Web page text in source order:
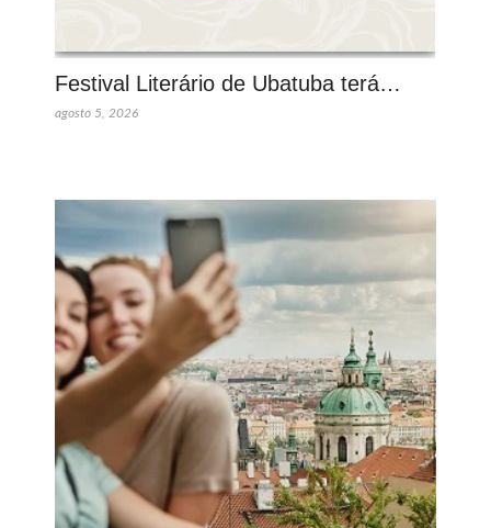
Festival Literário de Ubatuba terá…
agosto 5, 2026